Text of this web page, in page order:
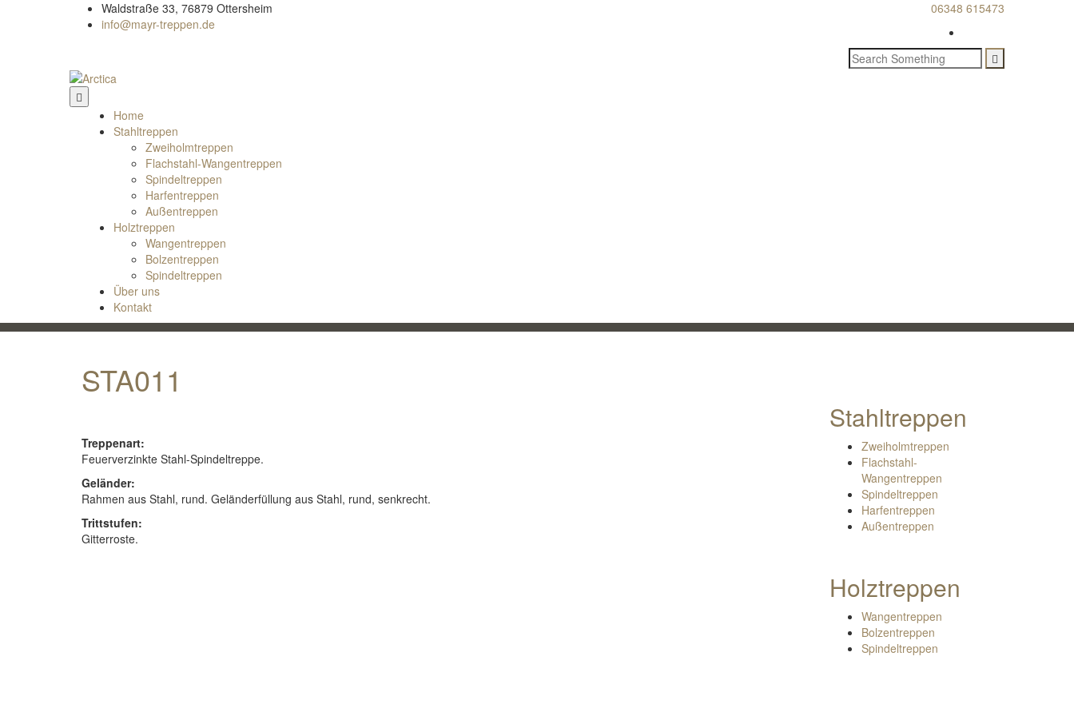
Waldstraße 33, 76879 Ottersheim
info@mayr-treppen.de
06348 615473
Home
Stahltreppen
Zweiholmtreppen
Flachstahl-Wangentreppen
Spindeltreppen
Harfentreppen
Außentreppen
Holztreppen
Wangentreppen
Bolzentreppen
Spindeltreppen
Über uns
Kontakt
STA011
Treppenart:
Feuerverzinkte Stahl-Spindeltreppe.
Geländer:
Rahmen aus Stahl, rund. Geländerfüllung aus Stahl, rund, senkrecht.
Trittstufen:
Gitterroste.
Stahltreppen
Zweiholmtreppen
Flachstahl-
Wangentreppen
Spindeltreppen
Harfentreppen
Außentreppen
Holztreppen
Wangentreppen
Bolzentreppen
Spindeltreppen